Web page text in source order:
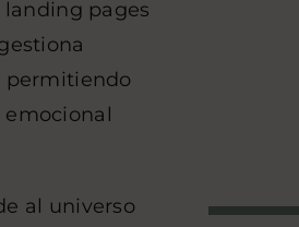
pages
permitiendo
emocional
al universo